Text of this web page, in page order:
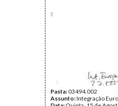
Pasta:03494.002
Assunto:Integração